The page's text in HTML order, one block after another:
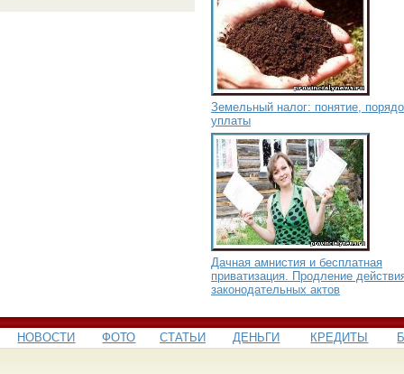
Земельный налог: понятие,
уплаты
Дачная амнистия и бесплатная
приватизация. Продление
законодательных актов
НОВОСТИ ФОТО СТАТЬИ ДЕНЬГИ КРЕДИТЫ